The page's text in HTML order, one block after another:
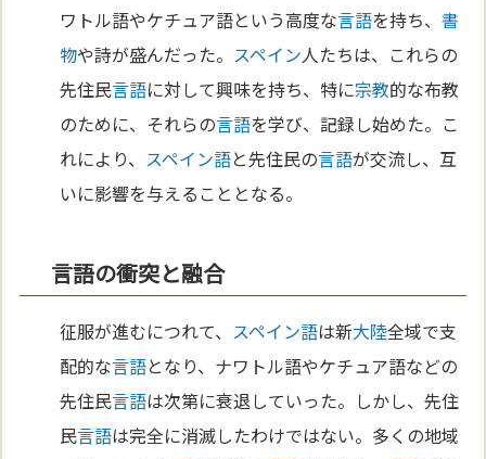
ワトル語やケチュア語という高度な言語を持ち、書
物や詩が盛んだった。 スペイン人たちは、これらの
先住民言語に対して興味を持ち、特に宗教的な布教
のために、それらの言語を学び、記録し始めた。こ
れにより、 スペイン語と先住民の言語が交流し、互
いに影響を与えることとなる。
言語の衝突と融合
征服が進むにつれて、 スペイン語は新大陸全域で支
配的な言語となり、ナワトル語やケチュア語などの
先住民言語は次第に衰退していった。しかし、先住
民言語は完全に消滅したわけではない。多くの地域